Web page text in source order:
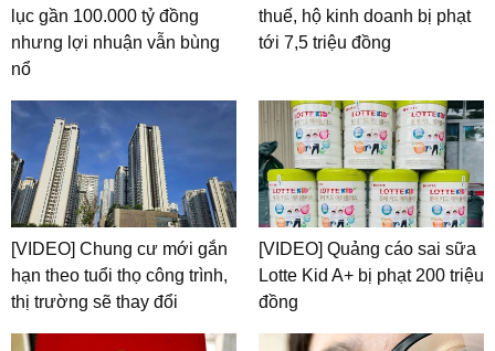
lục gần 100.000 tỷ đồng
nhưng lợi nhuận vẫn bùng
nổ
thuế, hộ kinh doanh bị phạt
tới 7,5 triệu đồng
[VIDEO] Chung cư mới gắn
hạn theo tuổi thọ công trình,
thị trường sẽ thay đổi
[VIDEO] Quảng cáo sai sữa
Lotte Kid A+ bị phạt 200 triệu
đồng